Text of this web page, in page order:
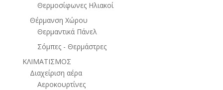
Θερμοσίφωνες Ηλιακοί
Θέρμανση Χώρου
Θερμαντικά Πάνελ
Σόμπες - Θερμάστρες
ΚΛΙΜΑΤΙΣΜΟΣ
Διαχείριση αέρα
Αεροκουρτίνες